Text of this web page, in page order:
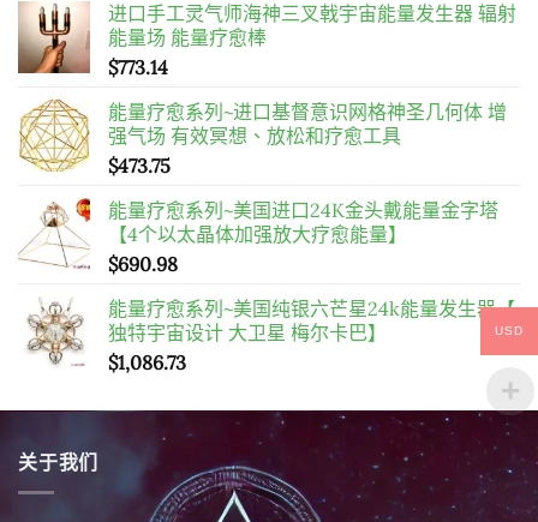
进口手工灵气师海神三叉戟宇宙能量发生器 辐射
能量场 能量疗愈棒
$773.14
能量疗愈系列~进口基督意识网格神圣几何体 增
强气场 有效冥想、放松和疗愈工具
$473.75
能量疗愈系列~美国进口24K金头戴能量金字塔
【4个以太晶体加强放大疗愈能量】
$690.98
能量疗愈系列~美国纯银六芒星24k能量发生器【
独特宇宙设计 大卫星 梅尔卡巴】
$1,086.73
关于我们
USD